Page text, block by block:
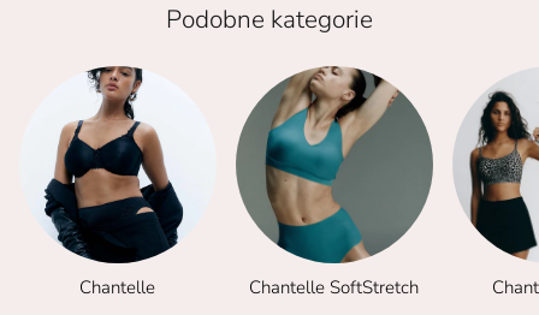
Podobne kategorie
Chantelle Chantelle SoftStretch